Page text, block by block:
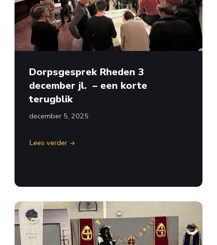
Dorpsgesprek Rheden 3
december jl. – een korte
terugblik
december 5, 2025
Lees verder